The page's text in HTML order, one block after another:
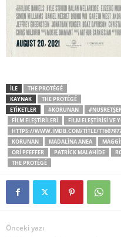
İLE
THE PROTÉGÉ
KAYNAK
THE PROTÉGÉ
ETİKETLER
#KORUNAN
FILM ELEŞTIRILERI
FILM ELEŞTIRISI VE
HTTPS://WWW.IMDB.COM/TITLE/
KORUNAN
MADALINA ANEA
ORI PFEFFER
PATRICK MALAHIDE
THE PROTÉGÉ
Önceki yazı